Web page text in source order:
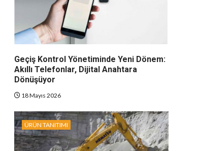
Geçiş Kontrol Yönetiminde Yeni Dönem:
Akıllı Telefonlar, Dijital Anahtara
Dönüşüyor
18 Mayıs 2026
ÜRÜN TANITIMI